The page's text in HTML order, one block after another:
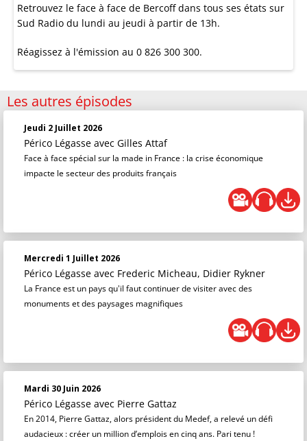
Retrouvez le face à face de Bercoff dans tous ses états sur
Sud Radio du lundi au jeudi à partir de 13h.
Réagissez à l'émission au 0 826 300 300.
Les autres épisodes
Jeudi 2 Juillet 2026
Périco Légasse avec Gilles Attaf
Face à face spécial sur la made in France : la crise économique
impacte le secteur des produits français
Mercredi 1 Juillet 2026
Périco Légasse avec Frederic Micheau, Didier Rykner
La France est un pays qu'il faut continuer de visiter avec des
monuments et des paysages magnifiques
Mardi 30 Juin 2026
Périco Légasse avec Pierre Gattaz
En 2014, Pierre Gattaz, alors président du Medef, a relevé un défi
audacieux : créer un million d’emplois en cinq ans. Pari tenu !